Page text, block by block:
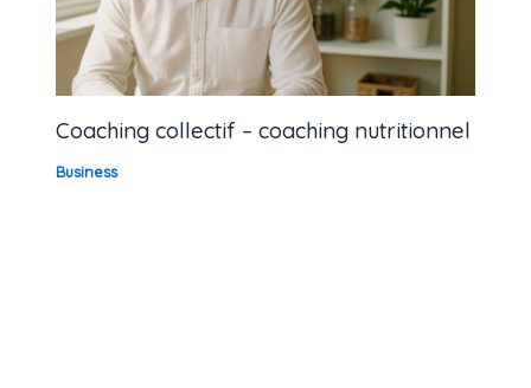
Coaching collectif – coaching nutritionnel
Business